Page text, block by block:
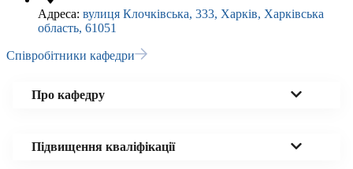
Адреса: вулиця Клочківська, 333, Харків, Харківська
область, 61051
Співробітники кафедри
Про кафедру
Підвищення кваліфікації